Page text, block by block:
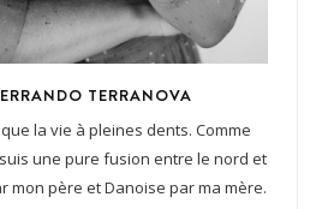
TERRANOVA
la vie à pleines dents. Comme
une pure fusion entre le nord et
mon père et Danoise par ma mère.